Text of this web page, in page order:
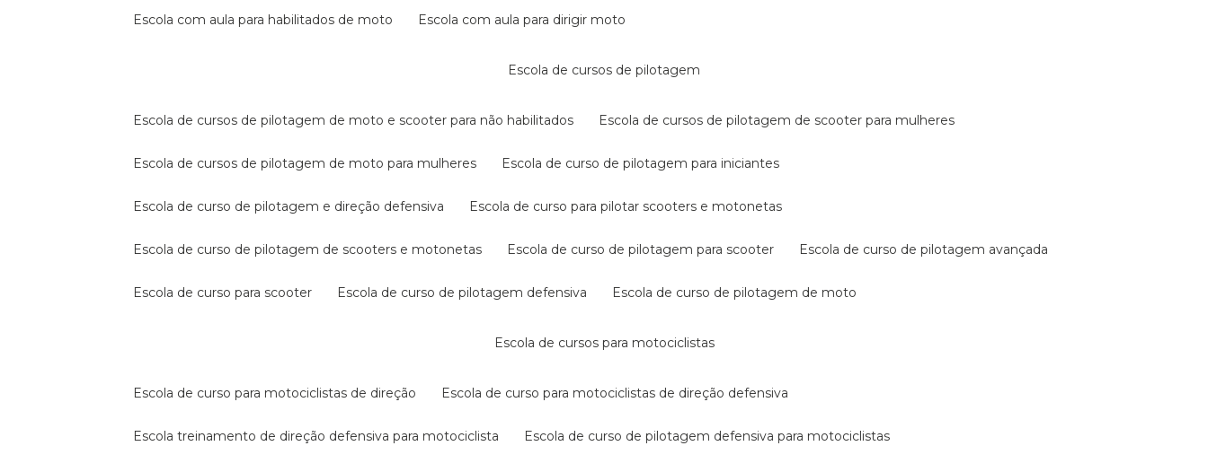
escola com aula para habilitados de moto escola com aula para dirigir moto
escola de cursos de pilotagem
escola de cursos de pilotagem de moto e scooter para não habilitados escola de cursos de pilotagem de scooter para mulheres
escola de cursos de pilotagem de moto para mulheres escola de curso de pilotagem para iniciantes
escola de curso de pilotagem e direção defensiva escola de curso para pilotar scooters e motonetas
escola de curso de pilotagem de scooters e motonetas escola de curso de pilotagem para scooter escola de curso de pilotagem avançada
escola de curso para scooter escola de curso de pilotagem defensiva escola de curso de pilotagem de moto
escola de cursos para motociclistas
escola de curso para motociclistas de direção escola de curso para motociclistas de direção defensiva
escola treinamento de direção defensiva para motociclista escola de curso de pilotagem defensiva para motociclistas